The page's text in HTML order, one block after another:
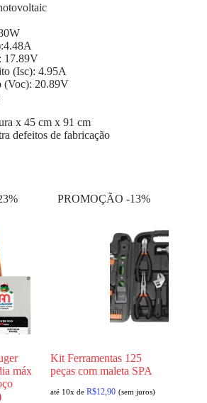
17.89V
(Isc): 4.95A
(Voc): 20.89V
x 45 cm x 91 cm
defeitos de fabricação
máx
PROMOÇÃO -13%
Kit Ferramentas 125
peças com maleta SPA
até 10x deR$12,90 (sem juros)